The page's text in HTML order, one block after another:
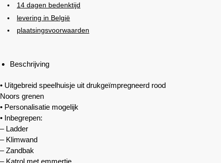
14 dagen bedenktijd
levering in België
plaatsingsvoorwaarden
Beschrijving
• Uitgebreid speelhuisje uit drukgeïmpregneerd rood
Noors grenen
• Personalisatie mogelijk
• Inbegrepen:
– Ladder
– Klimwand
– Zandbak